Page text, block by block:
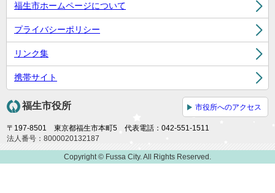
福生市ホームページについて
プライバシーポリシー
リンク集
携帯サイト
福生市役所 市役所へのアクセス
〒197-8501 東京都福生市本町5 代表電話：042-551-1511
法人番号：8000020132187
Copyright © Fussa City. All Rights Reserved.